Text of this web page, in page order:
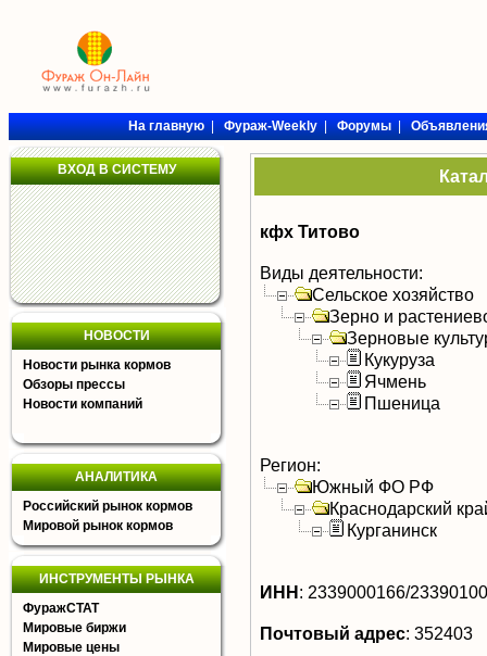
На главную|Фураж-Weekly|Форумы|
ВХОД В СИСТЕМУ
НОВОСТИ
Новости рынка кормов
Обзоры прессы
Новости компаний
АНАЛИТИКА
Российский рынок кормов
Мировой рынок кормов
ИНСТРУМЕНТЫ РЫНКА
ФуражСТАТ
Мировые биржи
Мировые цены
кфх Титово
Виды деятельности:
Сельское хозяйство
Зерно и
Зерновые
Кукуруза
Ячмень
Пшеница
Регион:
Южный ФО РФ
Краснодарский
Курганинск
ИНН: 2339000166/
Почтовый адрес: 352403